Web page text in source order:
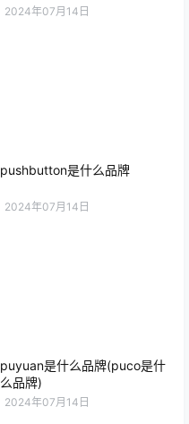
2024年07月14日
pushbutton是什么品牌
2024年07月14日
puyuan是什么品牌(puco是什
么品牌)
2024年07月14日